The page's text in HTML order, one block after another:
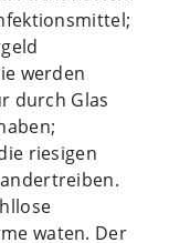
werden
durch Glas
riesigen
waten. Der